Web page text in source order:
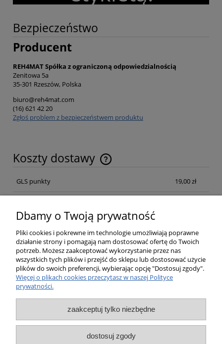
Bezpieczeństwo
Producent
REH4MAT Spółka z ograniczoną odpowiedzialnością
Zenitowa 5a
35-301 Rzeszów, Polska
biuro@reh4mat.com
(16) 621 42 20
Zgłoś problem z bezpieczeństwem produktu
Koszty dostawy
Cena nie zawiera ewentualnych kosztów płatności
GLS punkty
19,00 zł
Kurier GLS Poland Pobraniowa
Opinie o produkcie (0)
Pomoc
Moje konto
Dbamy o Twoją prywatność
Pliki cookies i pokrewne im technologie umożliwiają poprawne
działanie strony i pomagają nam dostosować ofertę do Twoich
potrzeb. Możesz zaakceptować wykorzystanie przez nas
wszystkich tych plików i przejść do sklepu lub dostosować użycie
plików do swoich preferencji, wybierając opcję "Dostosuj zgody".
Więcej o plikach cookies przeczytasz w naszej Polityce
prywatności.
zaakceptuj tylko niezbędne
dostosuj zgody